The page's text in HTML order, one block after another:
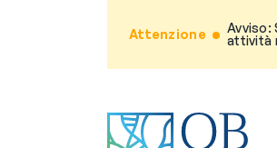
Attenzione
Avviso:
attività